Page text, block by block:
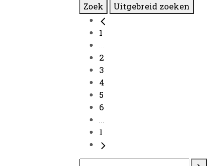
Zoek Uitgebreid zoeken
1
...
2
3
4
5
6
...
1